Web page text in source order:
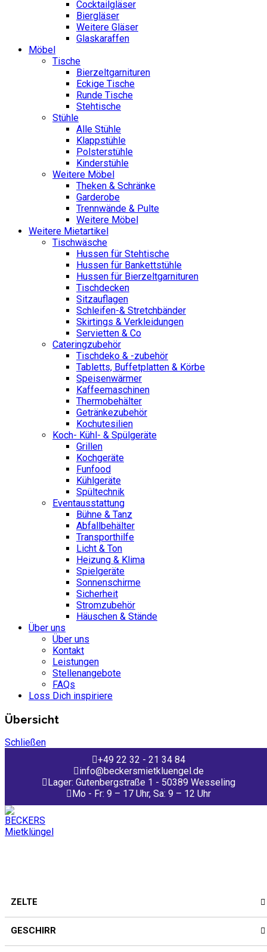
Cocktailgläser
Biergläser
Weitere Gläser
Glaskaraffen
Möbel
Tische
Bierzeltgarnituren
Eckige Tische
Runde Tische
Stehtische
Stühle
Alle Stühle
Klappstühle
Polsterstühle
Kinderstühle
Weitere Möbel
Theken & Schränke
Garderobe
Trennwände & Pulte
Weitere Möbel
Weitere Mietartikel
Tischwäsche
Hussen für Stehtische
Hussen für Bankettstühle
Hussen für Bierzeltgarnituren
Tischdecken
Sitzauflagen
Schleifen-& Stretchbänder
Skirtings & Verkleidungen
Servietten & Co
Cateringzubehör
Tischdeko & -zubehör
Tabletts, Buffetplatten & Körbe
Speisenwärmer
Kaffeemaschinen
Thermobehälter
Getränkezubehör
Kochutesilien
Koch- Kühl- & Spülgeräte
Grillen
Kochgeräte
Funfood
Kühlgeräte
Spültechnik
Eventausstattung
Bühne & Tanz
Abfallbehälter
Transporthilfe
Licht & Ton
Heizung & Klima
Spielgeräte
Sonnenschirme
Sicherheit
Stromzubehör
Häuschen & Stände
Über uns
Über uns
Kontakt
Leistungen
Stellenangebote
FAQs
Loss Dich inspiriere
Übersicht
Schließen
+49 22 32 - 21 34 84
info@beckersmietkluengel.de
Lager: Gutenbergstraße 1 - 50389 Wesseling
Mo - Fr: 9 – 17 Uhr, Sa: 9 – 12 Uhr
ZELTE
GESCHIRR